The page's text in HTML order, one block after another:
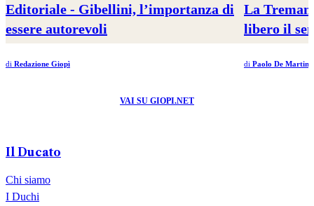
Editoriale - Gibellini, l’importanza di
essere autorevoli
di Redazione Giopì
La
libero il
di Paolo De Martino
VAI SU GIOPI.NET
Il Ducato
Chi siamo
I Duchi